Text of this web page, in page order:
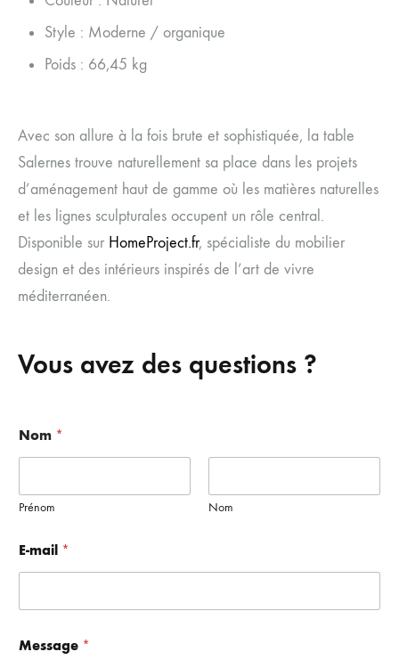
Style : Moderne / organique
Poids : 66,45 kg
Avec son allure à la fois brute et sophistiquée, la table
Salernes trouve naturellement sa place dans les projets
d’aménagement haut de gamme où les matières naturelles
et les lignes sculpturales occupent un rôle central.
Disponible sur HomeProject.fr, spécialiste du mobilier
design et des intérieurs inspirés de l’art de vivre
méditerranéen.
Vous avez des questions ?
Nom *
Prénom Nom
E-mail *
o
Message *